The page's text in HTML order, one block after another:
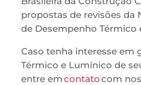
propostas de revisões da
de Desempenho Térmico
Caso tenha interesse em
Térmico e Lumínico de
entre emcontatocom